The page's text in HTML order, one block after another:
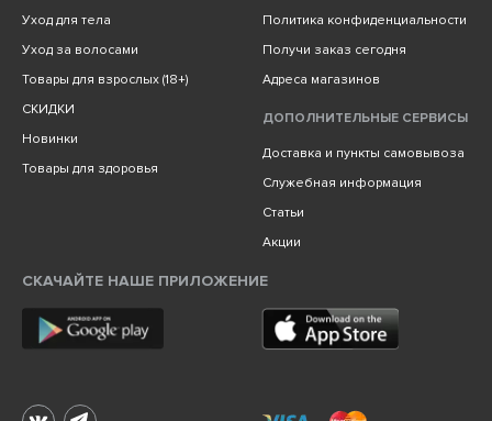
Уход для тела
Уход за волосами
Товары для взрослых (18+)
СКИДКИ
Новинки
Товары для здоровья
Политика конфиденциальности
Получи заказ сегодня
Адреса магазинов
ДОПОЛНИТЕЛЬНЫЕ СЕРВИСЫ
Доставка и пункты самовывоза
Служебная информация
Статьи
Акции
СКАЧАЙТЕ НАШЕ ПРИЛОЖЕНИЕ